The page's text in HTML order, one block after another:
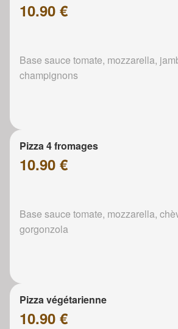
10.90 €
Base sauce tomate, mozzarella,
champignons
Pizza 4 fromages
10.90 €
Base sauce tomate, mozzarella,
gorgonzola
Pizza végétarienne
10.90 €